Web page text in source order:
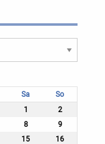
Sa
So
1
2
8
9
15
16